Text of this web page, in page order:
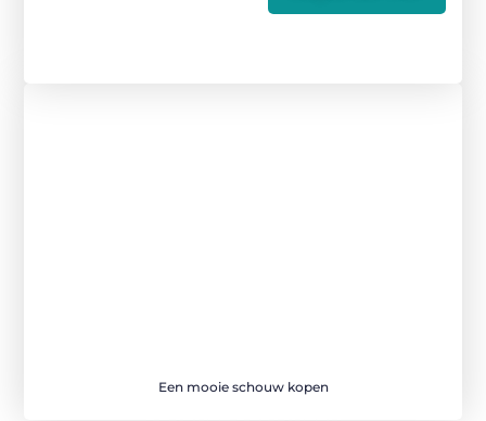
Een mooie schouw kopen